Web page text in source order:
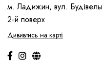
м. Ладижин, вул.
2-й поверх
Дививтись на карті